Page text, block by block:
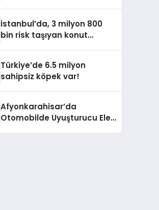
İstanbul’da, 3 milyon 800
bin risk taşıyan konut
Türkiye’de 6.5 milyon
sahipsiz köpek var!
Afyonkarahisar’da
Otomobilde Uyuşturucu Ele